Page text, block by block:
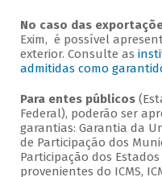
No caso das
Exim, é possível
exterior. Consulte as
admitidas como
Para entes públicos
Federal), poderão ser
garantias: Garantia da
de Participação dos
Participação dos
provenientes do ICMS,